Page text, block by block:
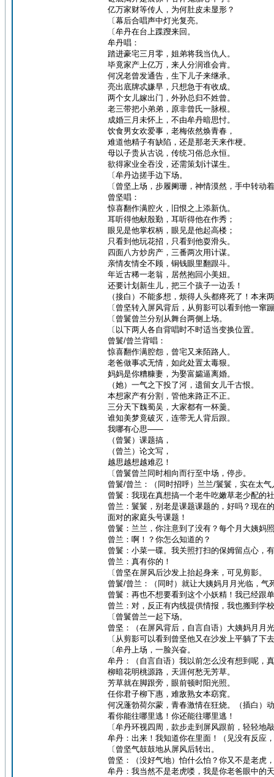
亿万家财等传人，为何肚皮未显形？
〔幕后合唱声中灯光复亮。
〔牟丹在台上蹀躞来回。
牟丹唱：
踏进豪宅三月零，姐弟将我当仇人。
毕竟家产上亿万，来人分润谁会肯。
何况老曾发通告，生下儿子来继承。
亮出底牌忒嫌早，只想急于有收成。
两个女儿嫁出门，外孙总归不姓曾。
老三带把小弟弟，原非曾氏一脉根。
成婚三月未怀上，不由牟丹暗思忖。
饮食男女欢爱事，老梅依然焕青春，
难道他精子有缺陷，还是那老天来作梗。
母以子贵从古说，传统习俗总永恒。
欲得家业全吞没，还需策划计谋生。
〔牟丹边搓手边下场。
〔曾坚上场，步履阑珊，神情漠然，手中转动
曾坚唱：
惊喜翻作满腔火，旧恨之上添新仇。
耳听得他献殷勤，耳听得他在作秀；
眼见是他掌权柄，眼见是他起高楼；
只看到他玩花招，只看到他耍滑头。
四面八方炒房产，三番两次用计谋。
亲情友情全不顾，铜钱眼里翻跟斗。
年近古稀一老翁，居然抱回小美妞。
还要计划新生儿，把三个孩子一边丢！
（接白）不能多想，烦得人头都疼死了！本
〔曾坚转入屏风背后，从剪影可以看到他一窜
〔曾鬟曾兰分别从舞台两侧上场。
〔以下两人各自背唱时不时适当变换位置。
曾鬟/曾兰背唱：
惊喜翻作满腔怨，曾宅又来陌路人。
老爸做事忒无情，如此处置太毒狠。
妈妈是你糟糠妻，为娶富孀逼离婚。
（她）一气之下投了河，遗留女儿千古恨。
本想家产有分割，管他来路正不正。
三分天下魏蜀吴，大家都有一杯羹。
谁知美梦竟破灭，连带无人背后跟。
我哪有心思——
（曾鬟）课题搞，
（曾兰）论文写，
越思越想越难忍！
〔曾鬟曾兰同时相向而行至中场，停步。
曾鬟/曾兰：（同时招呼）兰兰/鬟鬟，实在太气
曾鬟：我现在真想搞一个老牛吃嫩草老少配的
曾兰：鬟鬟，别老是课题课题的，好吗？现
面对的家庭头号课题！
曾鬟：兰兰，你注意到了没有？每个月大姨妈
曾兰：啊！？你怎么知道的？
曾鬟：小菜一碟。我关照打扫的保姆留点心，
曾兰：真有你的！
〔曾坚在屏风后沙发上抬起身来，可见剪影。
曾鬟/曾兰：（同时）就让大姨妈月月光临，气
曾鬟：再也不想要看到这个小妖精！我已经跟
曾兰：对，反正有内线提供情报，我也搬到学
〔曾鬟曾兰一起下场。
曾坚：（在屏风背后，自言自语）大姨妈月月
〔从剪影可以看到曾坚他又在沙发上平躺了下
〔牟丹上场，一脸兴奋。
牟丹：（自言自语）我以前怎么没有想到呢，
柳暗花明桃源路，天涯何愁无芳草。
芳草就在脚跟旁，眼前顿时阳光照。
任你君子柳下惠，难敌熟女本窈窕。
何况蓬勃荷尔蒙，青春激情在狂烧。（插白）
看你能往哪里逃！你还能往哪里逃！
〔牟丹环视四周，款步走到屏风跟前，轻轻地
牟丹：出来！我知道你在里面！（见没有反应
〔曾坚气鼓鼓地从屏风后转出。
曾坚：（没好气地）怕什么怕？你又不是老虎
牟丹：我当然不是老虎喽，我是你老爸眼中的